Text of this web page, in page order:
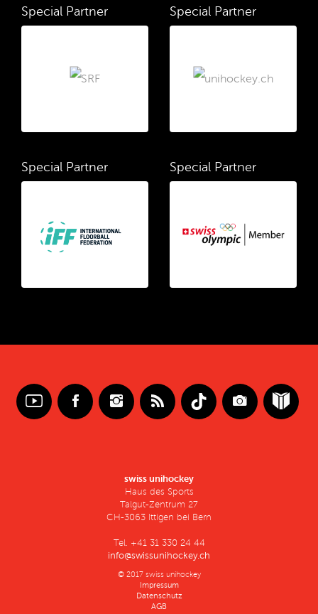
Special Partner Special Partner
Special Partner Special Partner
swiss unihockey
Haus des Sports
Talgut-Zentrum 27
CH-3063 Ittigen bei Bern
Tel. +41 31 330 24 44
info@swissunihockey.ch
© 2017 swiss unihockey
Impressum
Datenschutz
AGB